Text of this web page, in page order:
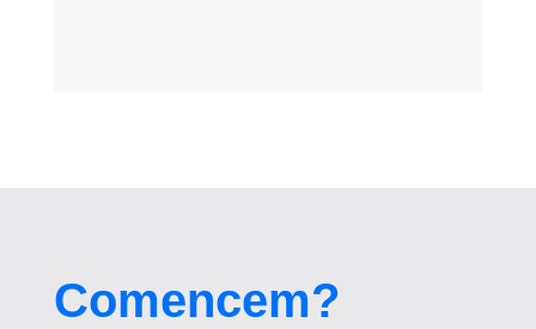
Comencem?